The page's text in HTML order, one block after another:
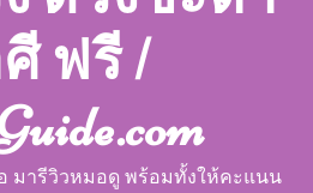
ฟรี |
มารีวิวหมอดู พร้อมทั้งให้คะแนน